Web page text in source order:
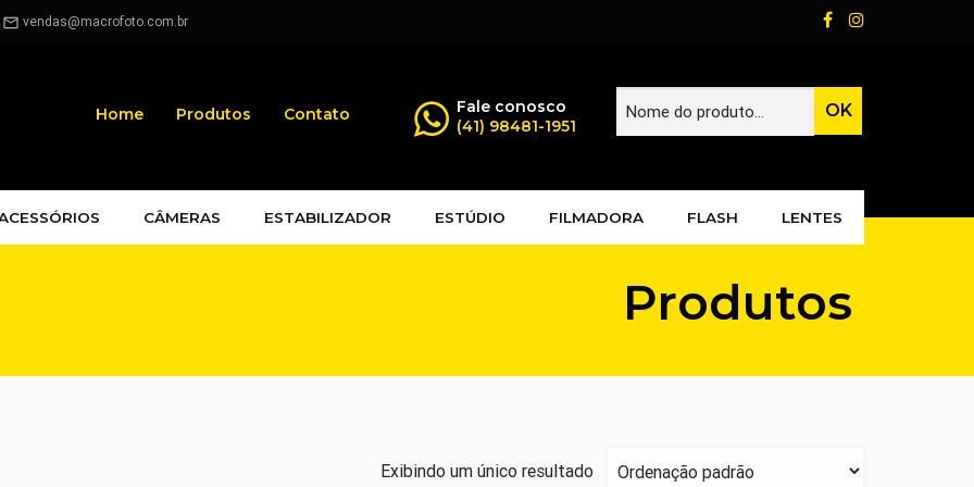
mail_outline vendas@macrofoto.com.br
Fale conosco
(41) 98481-1951
Home Produtos Contato
CÂMERAS ESTABILIZADOR ESTÚDIO FILMADORA FLASH LENTES
Produtos
Exibindo um único resultado